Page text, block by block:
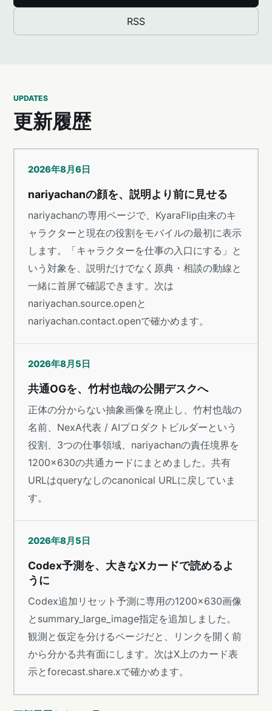
RSS
UPDATES
更新履歴
2026年8月6日
nariyachanの顔を、説明より前に見せる
nariyachanの専用ページで、KyaraFlip由来のキ
ャラクターと現在の役割をモバイルの最初に表示
します。「キャラクターを仕事の入口にする」と
いう対象を、説明だけでなく原典・相談の動線と
一緒に首屏で確認できます。次は
nariyachan.source.openと
nariyachan.contact.openで確かめます。
2026年8月5日
共通OGを、竹村也哉の公開デスクへ
正体の分からない抽象画像を廃止し、竹村也哉の
名前、NexA代表 / AIプロダクトビルダーという
役割、3つの仕事領域、nariyachanの責任境界を
1200×630の共通カードにまとめました。共有
URLはqueryなしのcanonical URLに戻していま
す。
2026年8月5日
Codex予測を、大きなXカードで読めるよ
うに
Codex追加リセット予測に専用の1200×630画像
とsummary_large_image指定を追加しました。
観測と仮定を分けるページだと、リンクを開く前
から分かる共有面にします。次はX上のカード表
示とforecast.share.xで確かめます。